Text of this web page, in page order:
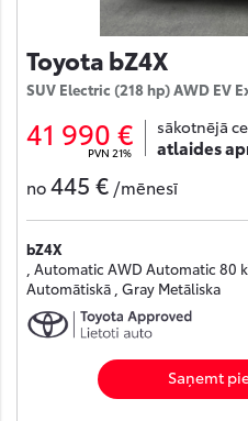
Toyota bZ4X
SUV Electric (218 hp) AWD EV
41 990 €
PVN 21%
sākotnējā
atlaides
no445 € /mēnesī
bZ4X
, Automatic AWD Automatic 80
Automātiskā , Gray Metāliska
Saņemt